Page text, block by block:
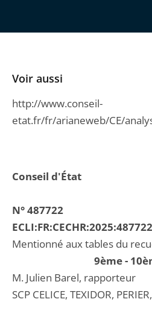
Conseil d'État
N° 487722
Mentionné aux tables du
9ème -
M. Julien Barel, rapporteur
SCP CELICE, TEXIDOR,
Voir aussi
http://www.conseil-
etat.fr/fr/arianeweb/CE/